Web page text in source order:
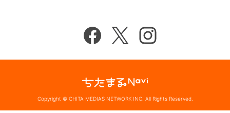
Copyright © CHITA MEDIAS NETWORK INC. All Rights Reserved.